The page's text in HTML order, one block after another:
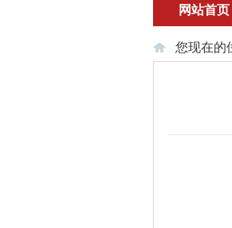
网站首页
您现在的